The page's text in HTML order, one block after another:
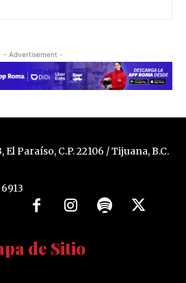
- Advertisement -
El Paraíso, C.P. 22106 / Tijuana, B.C.
de Sitio